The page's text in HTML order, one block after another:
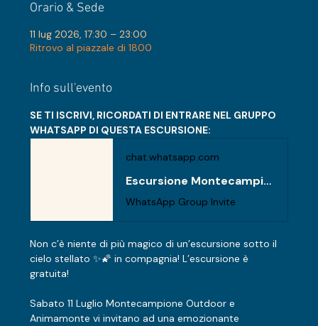
Orario & Sede
11 lug 2026, 17:30 – 23:00
Ritrovo al piazzale di 1800
Info sull'evento
SE TI ISCRIVI, RICORDATI DI ENTRARE NEL GRUPPO
WHATSAPP DI QUESTA ESCURSIONE:
chat.whatsapp.com
Escursione Montecampione 11 luglio 2026
WhatsApp Group Invite
Non c’è niente di più magico di un’escursione sotto il
cielo stellato ✨🌠 in compagnia! L’escursione è
gratuita!
Sabato 11 Luglio Montecampione Outdoor e
Animamonte vi invitano ad una emozionante